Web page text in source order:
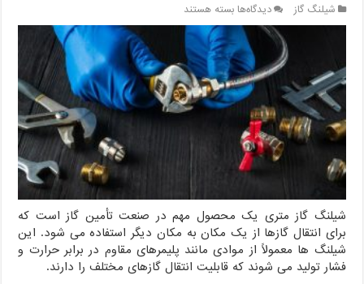
شیلنگ گاز دیدگاه‌هابرای
قیمت
انواع
شیلنگ
گاز
متری
بسته هستند
شیلنگ گاز متری یک محصول مهم در صنعت تأمین گاز است که
برای انتقال گازها از یک مکان به مکان دیگر استفاده می شود. این
شیلنگ ها معمولاً از موادی مانند پلیمرهای مقاوم در برابر حرارت و
فشار تولید می شوند که قابلیت انتقال گازهای مختلف را دارند.